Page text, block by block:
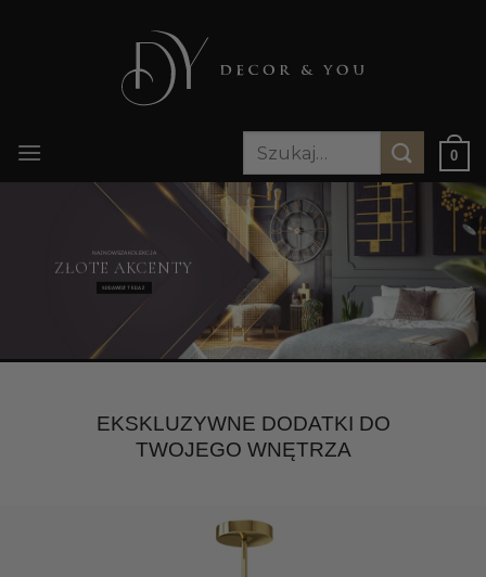
Szukaj:
0
NAJNOWSZA KOLEKCJA
ZŁOTE AKCENTY
SPRAWDŹ TERAZ
EKSKLUZYWNE DODATKI DO
TWOJEGO WNĘTRZA